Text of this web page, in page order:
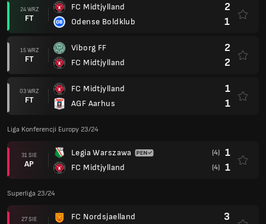
24 WRZ
FT
FC Midtjylland
Odense Boldklub
2
1
15 WRZ
FT
Viborg FF
FC Midtjylland
2
2
03 WRZ
FT
FC Midtjylland
AGF Aarhus
1
1
Liga Konferencji Europy 23/24
31 SIE
AP
Legia Warszawa
FC Midtjylland
(4) 1
(4) 1
Superliga 23/24
27 SIE
FC Nordsjaelland
3